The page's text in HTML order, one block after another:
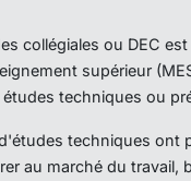
collégiales ou DEC
supérieur
techniques ou
techniques ont
au marché du travail,